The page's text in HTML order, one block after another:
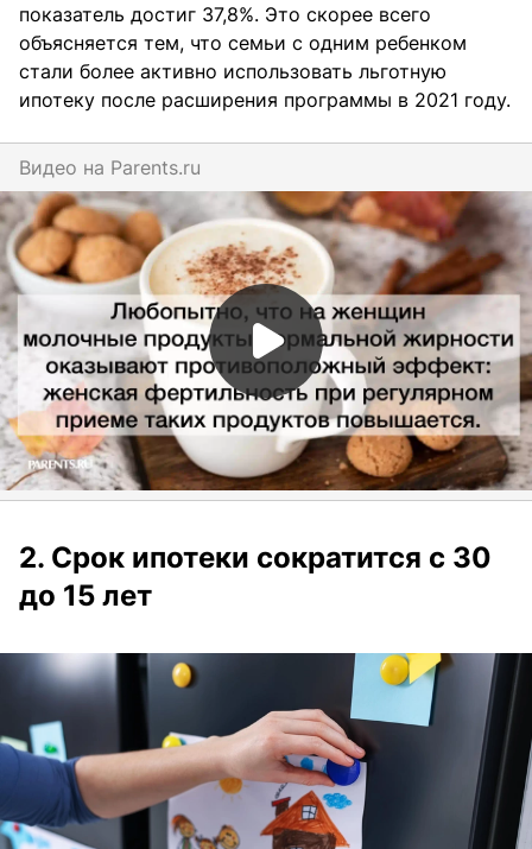
показатель достиг 37,8%. Это скорее всего
объясняется тем, что семьи с одним ребенком
стали более активно использовать льготную
ипотеку после расширения программы в 2021 году.
Видео на parents.ru
2. Срок ипотеки сократится с 30
до 15 лет